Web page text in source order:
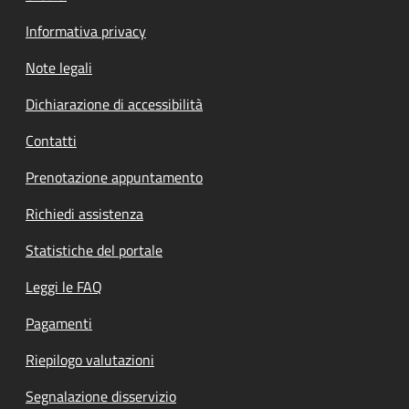
Informativa privacy
Note legali
Dichiarazione di accessibilità
Contatti
Prenotazione appuntamento
Richiedi assistenza
Statistiche del portale
Leggi le FAQ
Pagamenti
Riepilogo valutazioni
Segnalazione disservizio